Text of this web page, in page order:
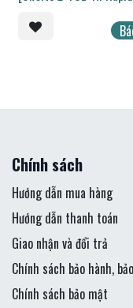
Chính sách
Hướng dẫn mua hàng
Hướng dẫn thanh toán
Giao nhận và đổi trả
Chính sách bảo hành,
Chính sách bảo mật